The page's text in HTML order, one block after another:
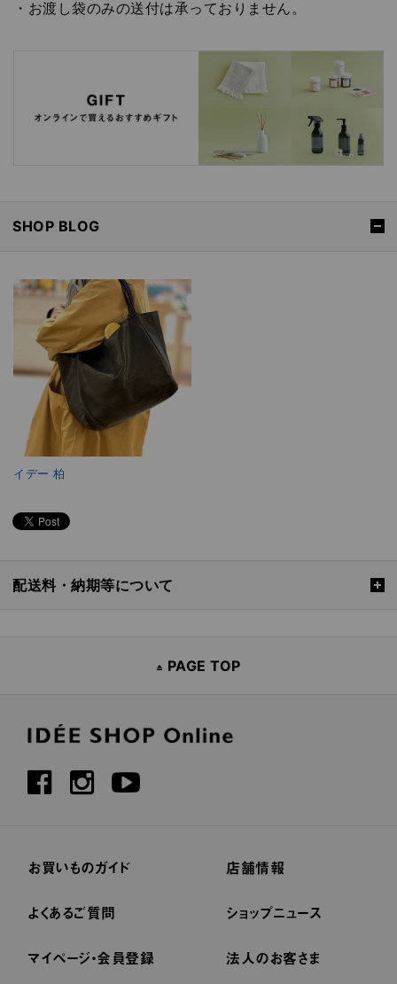
・お渡し袋のみの送付は承っておりません。
SHOP BLOG
イデー 柏
配送料・納期等について
PAGE TOP
お買いものガイド
よくあるご質問
マイページ・会員登録
店舗情報
ショップニュース
法人のお客さま